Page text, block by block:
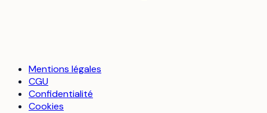
Mentions légales
CGU
Confidentialité
Cookies